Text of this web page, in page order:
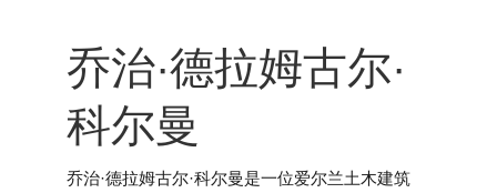
乔治·德拉姆古尔·
科尔曼
乔治·德拉姆古尔·科尔曼是一位爱尔兰土木建筑